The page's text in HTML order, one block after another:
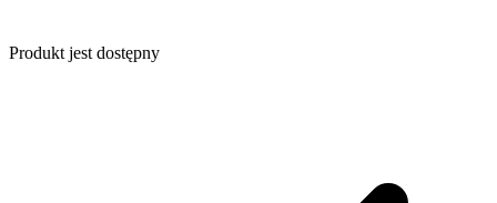
Produkt jest dostępny